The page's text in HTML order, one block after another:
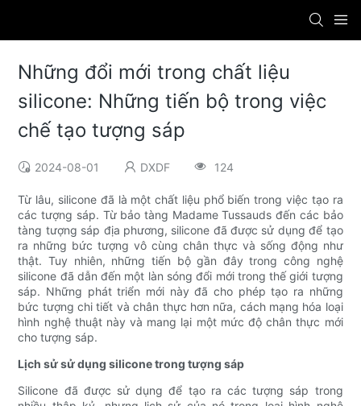
Những đổi mới trong chất liệu
silicone: Những tiến bộ trong việc
chế tạo tượng sáp
2024-08-01 DXDF 124
Từ lâu, silicone đã là một chất liệu phổ biến trong việc tạo ra
các tượng sáp. Từ bảo tàng Madame Tussauds đến các bảo
tàng tượng sáp địa phương, silicone đã được sử dụng để tạo
ra những bức tượng vô cùng chân thực và sống động như
thật. Tuy nhiên, những tiến bộ gần đây trong công nghệ
silicone đã dẫn đến một làn sóng đổi mới trong thế giới tượng
sáp. Những phát triển mới này đã cho phép tạo ra những
bức tượng chi tiết và chân thực hơn nữa, cách mạng hóa loại
hình nghệ thuật này và mang lại một mức độ chân thực mới
cho tượng sáp.
Lịch sử sử dụng silicone trong tượng sáp
Silicone đã được sử dụng để tạo ra các tượng sáp trong